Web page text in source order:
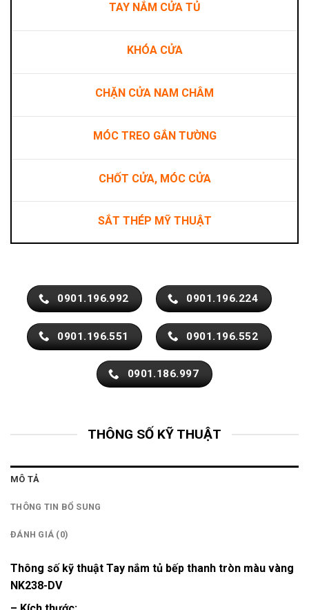
TAY NẮM CỬA TỦ
KHÓA CỬA
CHẶN CỬA NAM CHÂM
MÓC TREO GẮN TƯỜNG
CHỐT CỬA, MÓC CỬA
SẮT THÉP MỸ THUẬT
0901.196.992 0901.196.224
0901.196.551 0901.196.552
0901.186.997
THÔNG SỐ KỸ THUẬT
MÔ TẢ
THÔNG TIN BỔ SUNG
ĐÁNH GIÁ (0)
Thông số kỹ thuật Tay nắm tủ bếp thanh tròn màu vàng
NK238-DV